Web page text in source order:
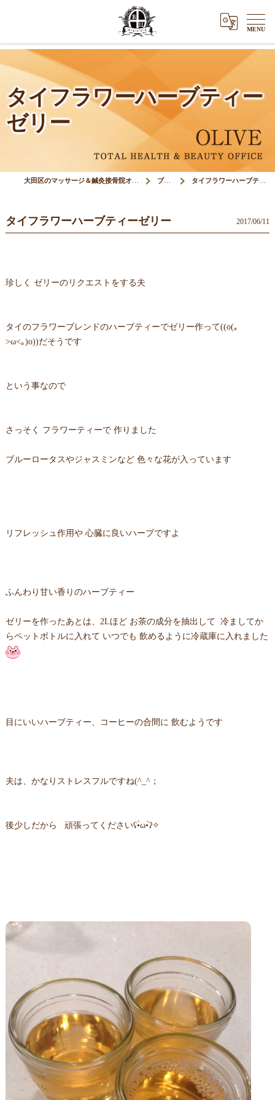
タイフラワーハーブティー
ゼリー
大田区のマッサージ＆鍼灸接骨院オリーブ(Olive) ブログ タイフラワーハーブティーゼリー
タイフラワーハーブティーゼリー 2017/06/11
珍しく ゼリーのリクエストをする夫
タイのフラワーブレンドのハーブティーでゼリー作って((o(｡
>ω<｡)o))だそうです
という事なので
さっそく フラワーティーで 作りました
ブルーロータスやジャスミンなど 色々な花が入っています
リフレッシュ作用や 心臓に良いハーブですよ
ふんわり甘い香りのハーブティー
ゼリーを作ったあとは、2Lほど お茶の成分を抽出して 冷ましてか
らペットボトルに入れて いつでも 飲めるように冷蔵庫に入れました
目にいいハーブティー、コーヒーの合間に 飲むようです
夫は、かなりストレスフルですね(^_^；
後少しだから 頑張ってくださいʕ•̀ω•́ʔ✧